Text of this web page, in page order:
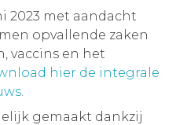
2023 met aandacht
opvallende zaken
vaccins en het
hier de integrale
.
gemaakt dankzij